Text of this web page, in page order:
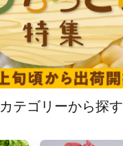
カテゴリーから探す